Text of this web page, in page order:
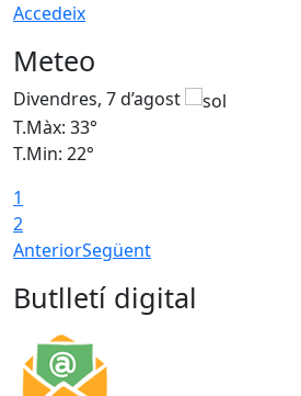
Accedeix
Meteo
Divendres, 7 d’agost
T.Màx: 33°
T.Min: 22°
1
2
AnteriorSegüent
Butlletí digital